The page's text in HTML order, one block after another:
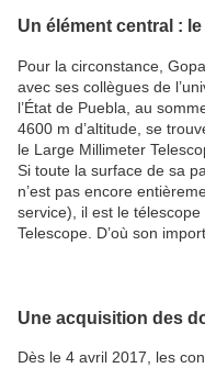
Un élément central :
Pour la circonstance,
avec ses collègues de
l’État de Puebla, au
4600 m d’altitude, se
le Large Millimeter
Si toute la surface de sa
n’est pas encore
service), il est le télescope
Telescope. D’où son
Une acquisition des
Dès le 4 avril 2017, les